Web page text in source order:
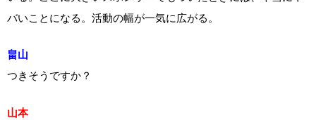
バいことになる。活動の幅が一気に広がる。
畠山
つきそうですか？
山本